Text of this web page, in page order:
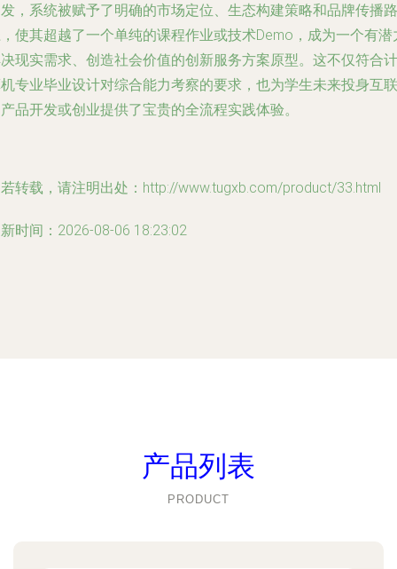
，系统被赋予了明确的市场定位、生态构建策略和品牌传播路
使其超越了一个单纯的课程作业或技术Demo，成为一个有潜
现实需求、创造社会价值的创新服务方案原型。这不仅符合计
专业毕业设计对综合能力考察的要求，也为学生未来投身互联
品开发或创业提供了宝贵的全流程实践体验。
转载，请注明出处：http://www.tugxb.com/product/33.html
时间：2026-08-06 18:23:02
产品列表
PRODUCT